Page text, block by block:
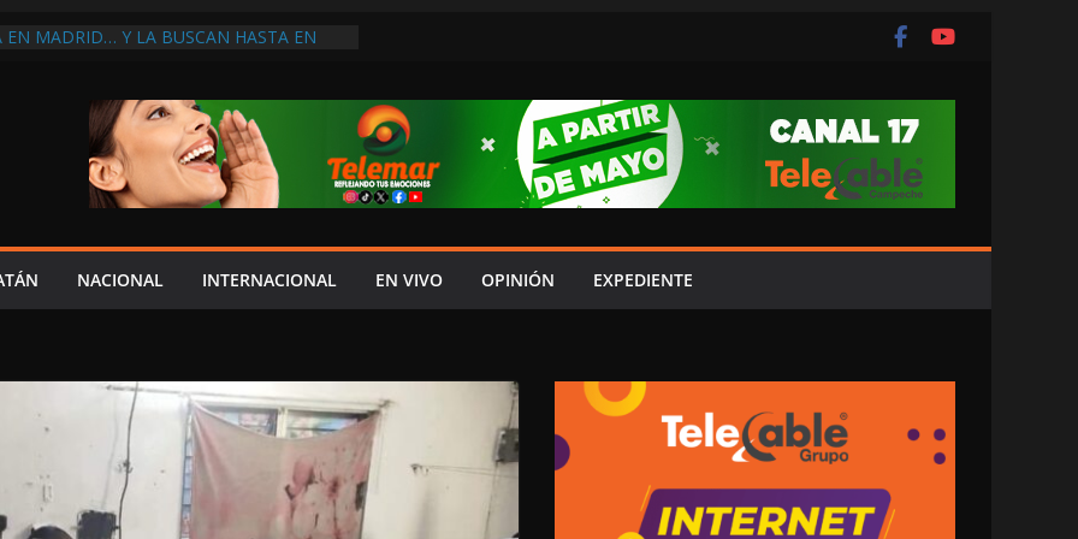
EN MADRID… Y LA BUSCAN HASTA EN
EN UNA DE LAS CADENAS DE ARTÍCULOS
DE EUROPA: MARCEL CARRILLO
SU PEOR MOMENTO: PAN; LA ECONOMÍA
CRECE LA INSEGURIDAD, NO HAY
CRÍTICOS SON CENSURADOS
EL TIEMPO”; INFRAESTRUCTURA
Y URGE MODERNIZARLA:
NACIONAL INTERNACIONAL EN VIVO OPINIÓN EXPEDIENTE